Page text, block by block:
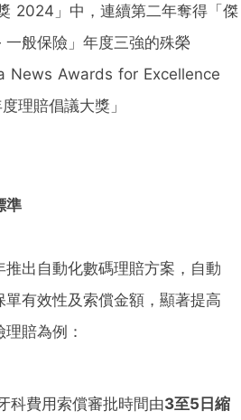
2024」中，連續第二年奪得「傑
般保險」年度三強的殊榮
News Awards for Excellence
理賠倡議大獎」
準
出自動化數碼理賠方案，自動
有效性及索償金額，顯著提高
賠為例：
科費用索償審批時間由3至5 日縮